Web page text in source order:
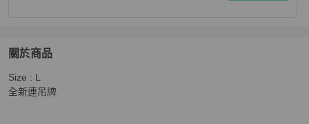
關於商品
關於 Burberry 男裝薄款透氣黑色背心
Size : L
全新連吊牌